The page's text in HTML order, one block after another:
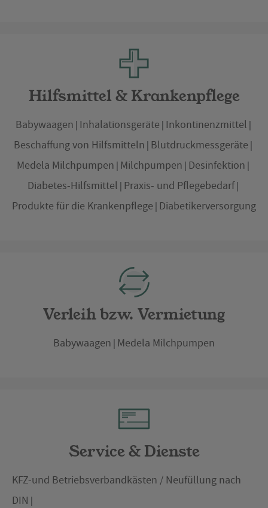
Hilfsmittel & Krankenpflege
Babywaagen Inhalationsgeräte Inkontinenzmittel
Beschaffung von Hilfsmitteln Blutdruckmessgeräte
Medela Milchpumpen Milchpumpen Desinfektion
Diabetes-Hilfsmittel Praxis- und Pflegebedarf
Produkte für die Krankenpflege Diabetikerversorgung
Verleih bzw. Vermietung
Babywaagen Medela Milchpumpen
Service & Dienste
KFZ-und Betriebsverbandkästen / Neufüllung nach
DIN